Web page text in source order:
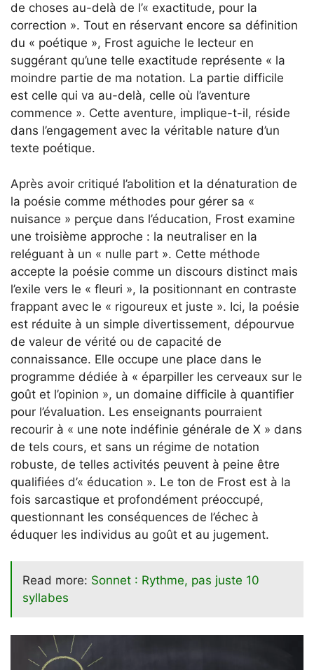
de choses au-delà de l’« exactitude, pour la
correction ». Tout en réservant encore sa définition
du « poétique », Frost aguiche le lecteur en
suggérant qu’une telle exactitude représente « la
moindre partie de ma notation. La partie difficile
est celle qui va au-delà, celle où l’aventure
commence ». Cette aventure, implique-t-il, réside
dans l’engagement avec la véritable nature d’un
texte poétique.
Après avoir critiqué l’abolition et la dénaturation de
la poésie comme méthodes pour gérer sa «
nuisance » perçue dans l’éducation, Frost examine
une troisième approche : la neutraliser en la
reléguant à un « nulle part ». Cette méthode
accepte la poésie comme un discours distinct mais
l’exile vers le « fleuri », la positionnant en contraste
frappant avec le « rigoureux et juste ». Ici, la poésie
est réduite à un simple divertissement, dépourvue
de valeur de vérité ou de capacité de
connaissance. Elle occupe une place dans le
programme dédiée à « éparpiller les cerveaux sur le
goût et l’opinion », un domaine difficile à quantifier
pour l’évaluation. Les enseignants pourraient
recourir à « une note indéfinie générale de X » dans
de tels cours, et sans un régime de notation
robuste, de telles activités peuvent à peine être
qualifiées d’« éducation ». Le ton de Frost est à la
fois sarcastique et profondément préoccupé,
questionnant les conséquences de l’échec à
éduquer les individus au goût et au jugement.
Read more: Sonnet : Rythme, pas juste 10
syllabes